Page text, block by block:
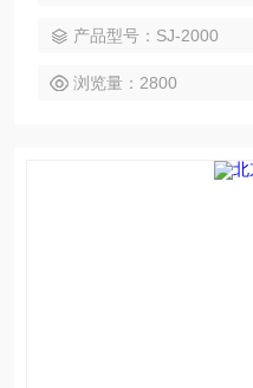
产品型号：SJ-2000
浏览量：2800